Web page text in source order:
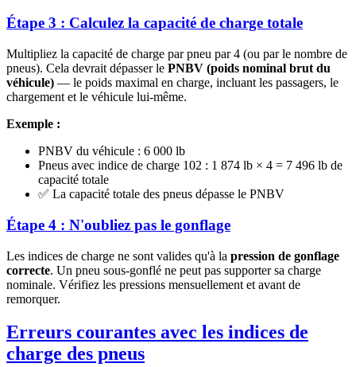
Étape 3 : Calculez la capacité de charge totale
Multipliez la capacité de charge par pneu par 4 (ou par le nombre de
pneus). Cela devrait dépasser le PNBV (poids nominal brut du
véhicule) — le poids maximal en charge, incluant les passagers, le
chargement et le véhicule lui-même.
Exemple :
PNBV du véhicule : 6 000 lb
Pneus avec indice de charge 102 : 1 874 lb × 4 = 7 496 lb de
capacité totale
✅ La capacité totale des pneus dépasse le PNBV
Étape 4 : N'oubliez pas le gonflage
Les indices de charge ne sont valides qu'à la pression de gonflage
correcte. Un pneu sous-gonflé ne peut pas supporter sa charge
nominale. Vérifiez les pressions mensuellement et avant de
remorquer.
Erreurs courantes avec les indices de
charge des pneus